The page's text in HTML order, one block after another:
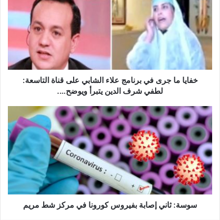
ي
م
ر
ب
ر
ن
ا
م
ج
ع
ل
ا
خفايا ما جرى في برنامج علاء الشابي على قناة التاسعة:
لطفي شرف الدين يتبرأ ويوضح….
س
و
س
ة
:
ث
ا
ن
ي
سوسة: ثاني إصابة بفيروس كورونا في مركز شط مريم